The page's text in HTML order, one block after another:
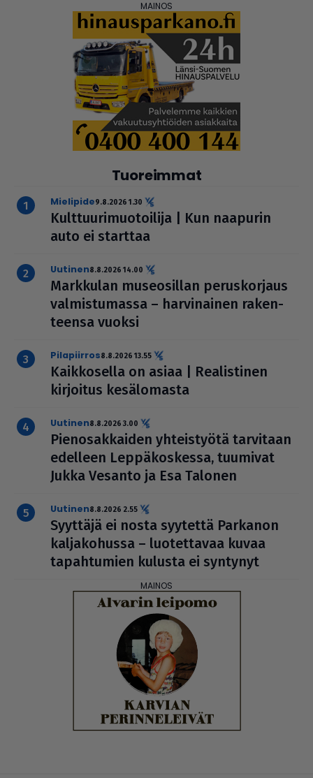
Tuoreimmat
mielipide9.8.2026 1.30
Kult­tuu­ri­muo­toi­lija | Kun naapurin
auto ei starttaa
uutinen8.8.2026 14.00
Markkulan muse­o­sil­lan perus­kor­jaus
val­mis­tu­massa – har­vi­nai­nen raken­
teensa vuoksi
pilapiirros8.8.2026 13.55
Kaik­ko­sella on asiaa | Rea­lis­ti­nen
kirjoitus kesä­lo­masta
uutinen8.8.2026 3.00
Pie­no­sak­kai­den yhteis­työtä tarvitaan
edelleen Lep­pä­kos­kessa, tuumivat
Jukka Vesanto ja Esa Talonen
uutinen8.8.2026 2.55
Syyttäjä ei nosta syytettä Parkanon
kal­ja­ko­hussa – luo­tet­ta­vaa kuvaa
tapah­tu­mien kulusta ei syntynyt